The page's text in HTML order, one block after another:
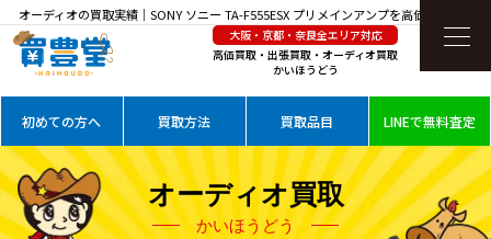
オーディオの買取実績｜SONY ソニー TA-F555ESX プリメインアンプを高価買取
大阪・京都・奈良全エリア対応
高価買取・出張買取・オーディオ買取
かいほうどう
初めての方へ 買取方法 買取品目 LINEで無料査定
オーディオ買取
かいほうどう